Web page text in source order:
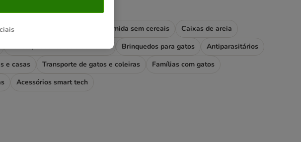
gatos Comida sem cereais
Caixas de areia
Fontes, bebedouros e comedouros Brinquedos para gatos
Antiparasitários
e casas Transporte de gatos e coleiras
Famílias com gatos
Acessórios smart tech